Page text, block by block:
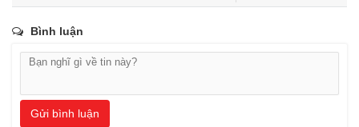
Bình luận
Gửi bình luận